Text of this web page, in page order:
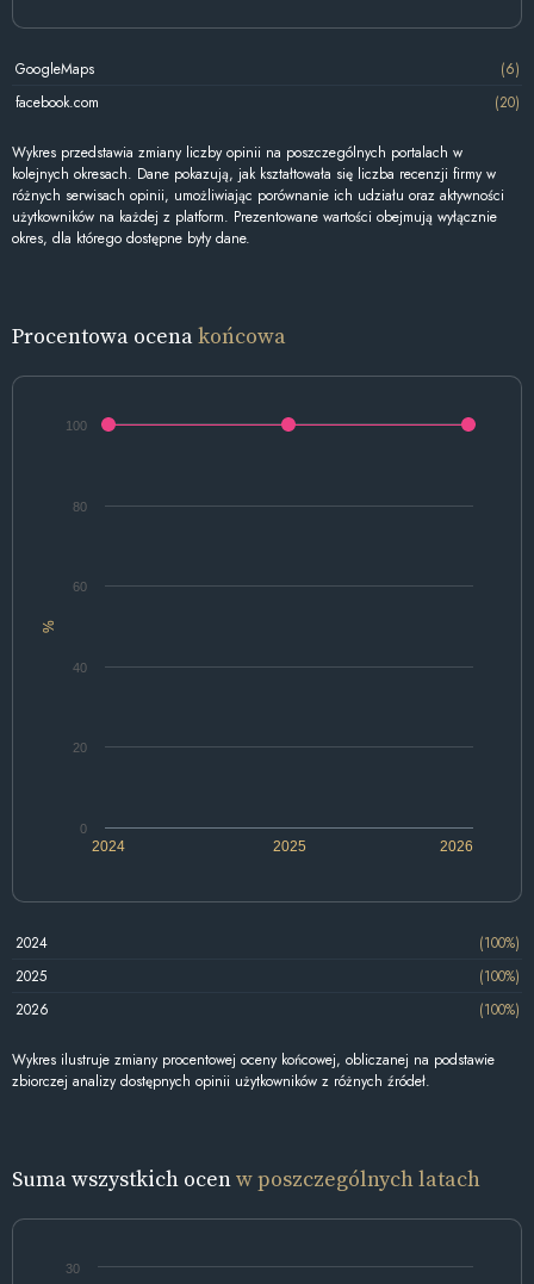
GoogleMaps
(6)
facebook.com
(20)
Wykres przedstawia zmiany liczby opinii na poszczególnych portalach w
kolejnych okresach. Dane pokazują, jak kształtowała się liczba recenzji firmy w
różnych serwisach opinii, umożliwiając porównanie ich udziału oraz aktywności
użytkowników na każdej z platform. Prezentowane wartości obejmują wyłącznie
okres, dla którego dostępne były dane.
Procentowa ocenakońcowa
%
2024 2025 2026
0
20
40
60
80
100
2024
(100%)
2025
(100%)
2026
(100%)
Wykres ilustruje zmiany procentowej oceny końcowej, obliczanej na podstawie
zbiorczej analizy dostępnych opinii użytkowników z różnych źródeł.
Suma wszystkich ocenw poszczególnych latach
30